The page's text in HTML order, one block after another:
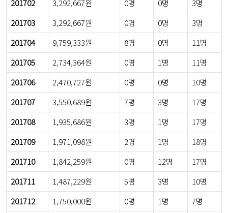
201702
3,292,667원 0명 0명
3명
201703
3,292,667원 0명 0명
3명
201704
9,759,333원 8명 0명
11명
201705
2,734,364원 0명 1명
11명
201706
2,470,727원 0명 0명
10명
201707
3,550,689원 7명 3명
17명
201708
1,935,686원 3명 1명
17명
201709
1,971,098원 2명 1명
18명
201710
1,842,259원 0명 12명
17명
201711
1,487,229원 5명 3명
10명
201712
1,750,000원 0명 1명
7명